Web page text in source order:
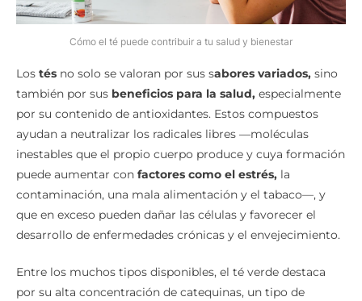
Cómo el té puede contribuir a tu salud y bienestar
Los tés no solo se valoran por sus sabores variados, sino
también por sus beneficios para la salud, especialmente
por su contenido de antioxidantes. Estos compuestos
ayudan a neutralizar los radicales libres —moléculas
inestables que el propio cuerpo produce y cuya formación
puede aumentar con factores como el estrés, la
contaminación, una mala alimentación y el tabaco—, y
que en exceso pueden dañar las células y favorecer el
desarrollo de enfermedades crónicas y el envejecimiento.
Entre los muchos tipos disponibles, el té verde destaca
por su alta concentración de catequinas, un tipo de